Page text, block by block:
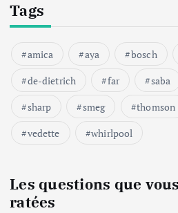
Tags
amica aya bosch
de-dietrich
far saba
sharp
smeg thomson
vedette
whirlpool
Les questions que
ratées